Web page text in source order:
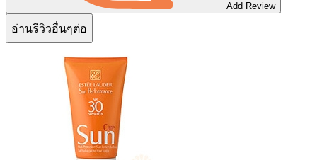
Add Review
อ่านรีวิวอื่นๆต่อ